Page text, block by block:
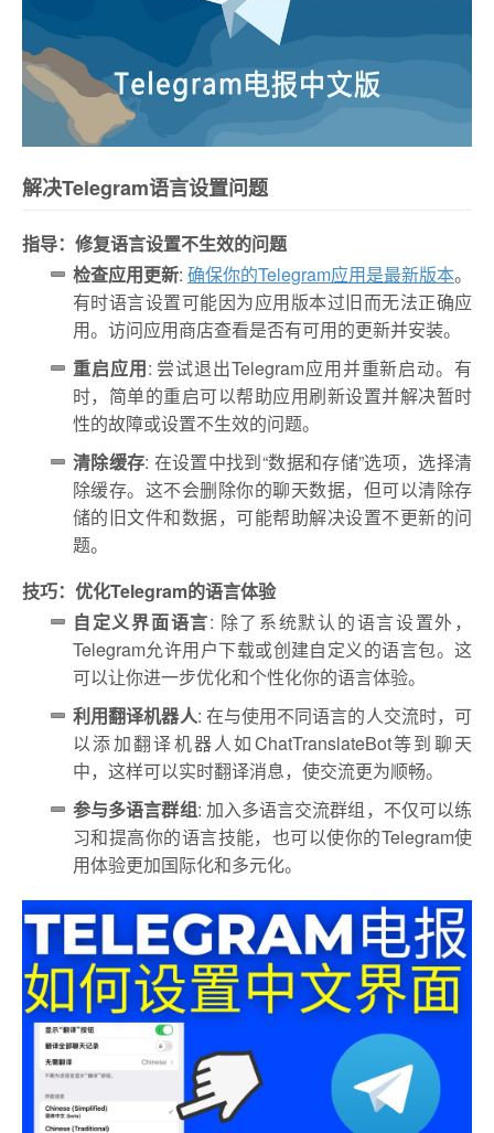
解决Telegram语言设置问题
指导：修复语言设置不生效的问题
检查应用更新: 确保你的Telegram应用是最新版本。
有时语言设置可能因为应用版本过旧而无法正确应
用。访问应用商店查看是否有可用的更新并安装。
重启应用: 尝试退出Telegram应用并重新启动。有
时，简单的重启可以帮助应用刷新设置并解决暂时
性的故障或设置不生效的问题。
清除缓存: 在设置中找到“数据和存储”选项，选择清
除缓存。这不会删除你的聊天数据，但可以清除存
储的旧文件和数据，可能帮助解决设置不更新的问
题。
技巧：优化Telegram的语言体验
自定义界面语言: 除了系统默认的语言设置外，
Telegram允许用户下载或创建自定义的语言包。这
可以让你进一步优化和个性化你的语言体验。
利用翻译机器人: 在与使用不同语言的人交流时，可
以添加翻译机器人如ChatTranslateBot等到聊天
中，这样可以实时翻译消息，使交流更为顺畅。
参与多语言群组: 加入多语言交流群组，不仅可以练
习和提高你的语言技能，也可以使你的Telegram使
用体验更加国际化和多元化。